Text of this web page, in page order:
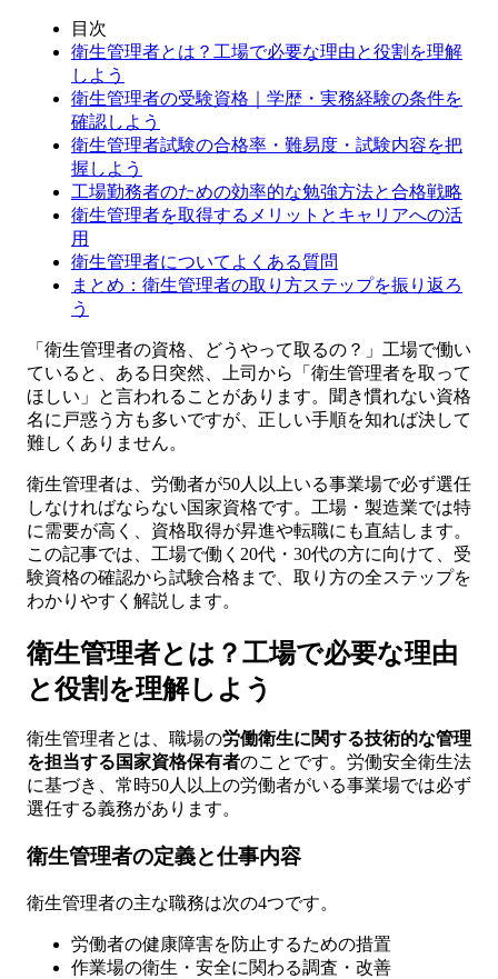
目次
衛生管理者とは？工場で必要な理由と役割を理解
しよう
衛生管理者の受験資格｜学歴・実務経験の条件を
確認しよう
衛生管理者試験の合格率・難易度・試験内容を把
握しよう
工場勤務者のための効率的な勉強方法と合格戦略
衛生管理者を取得するメリットとキャリアへの活
用
衛生管理者についてよくある質問
まとめ：衛生管理者の取り方ステップを振り返ろ
う
「衛生管理者の資格、どうやって取るの？」工場で働い
ていると、ある日突然、上司から「衛生管理者を取って
ほしい」と言われることがあります。聞き慣れない資格
名に戸惑う方も多いですが、正しい手順を知れば決して
難しくありません。
衛生管理者は、労働者が50人以上いる事業場で必ず選任
しなければならない国家資格です。工場・製造業では特
に需要が高く、資格取得が昇進や転職にも直結します。
この記事では、工場で働く20代・30代の方に向けて、受
験資格の確認から試験合格まで、取り方の全ステップを
わかりやすく解説します。
衛生管理者とは？工場で必要な理由
と役割を理解しよう
衛生管理者とは、職場の労働衛生に関する技術的な管理
を担当する国家資格保有者のことです。労働安全衛生法
に基づき、常時50人以上の労働者がいる事業場では必ず
選任する義務があります。
衛生管理者の定義と仕事内容
衛生管理者の主な職務は次の4つです。
労働者の健康障害を防止するための措置
作業場の衛生・安全に関わる調査・改善